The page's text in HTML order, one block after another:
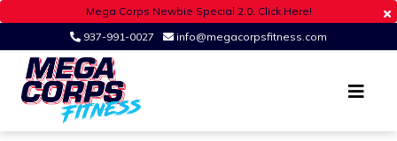
Mega Corps Newbie Special 2.0, Click Here!
937-991-0027
info@megacorpsfitness.com
Ohio's Premier Fitness Studio